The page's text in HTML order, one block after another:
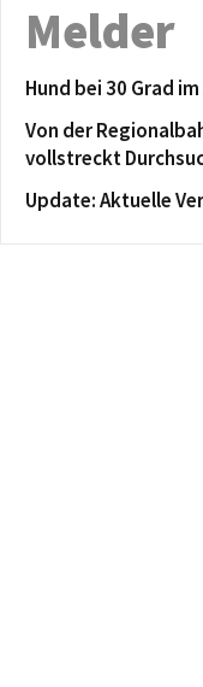
Melder
Hund bei 30 Grad
Von der
vollstreckt
Update: Aktuelle